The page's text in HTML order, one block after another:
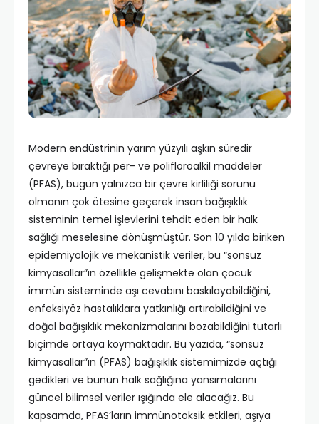
Modern endüstrinin yarım yüzyılı aşkın süredir
çevreye bıraktığı per- ve polifloroalkil maddeler
(PFAS), bugün yalnızca bir çevre kirliliği sorunu
olmanın çok ötesine geçerek insan bağışıklık
sisteminin temel işlevlerini tehdit eden bir halk
sağlığı meselesine dönüşmüştür. Son 10 yılda biriken
epidemiyolojik ve mekanistik veriler, bu “sonsuz
kimyasallar”ın özellikle gelişmekte olan çocuk
immün sisteminde aşı cevabını baskılayabildiğini,
enfeksiyöz hastalıklara yatkınlığı artırabildiğini ve
doğal bağışıklık mekanizmalarını bozabildiğini tutarlı
biçimde ortaya koymaktadır. Bu yazıda, “sonsuz
kimyasallar”ın (PFAS) bağışıklık sistemimizde açtığı
gedikleri ve bunun halk sağlığına yansımalarını
güncel bilimsel veriler ışığında ele alacağız. Bu
kapsamda, PFAS’ların immünotoksik etkileri, aşıya